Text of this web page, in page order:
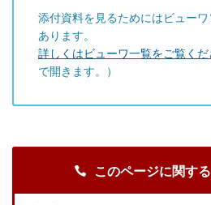
添付資料を見るためにはビュー
あります。
詳しくはビューワ一覧をご覧くだ
で開きます。）
このページに関す